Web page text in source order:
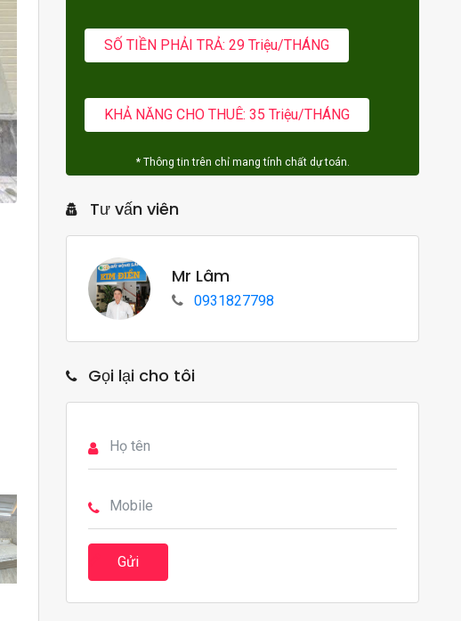
SỐ TIỀN PHẢI TRẢ: 29 Triệu/THÁNG
KHẢ NĂNG CHO THUÊ: 35 Triệu/THÁNG
* Thông tin trên chỉ mang tính chất dự toán.
Tư vấn viên
Mr Lâm
0931827798
Gọi lại cho tôi
Gửi